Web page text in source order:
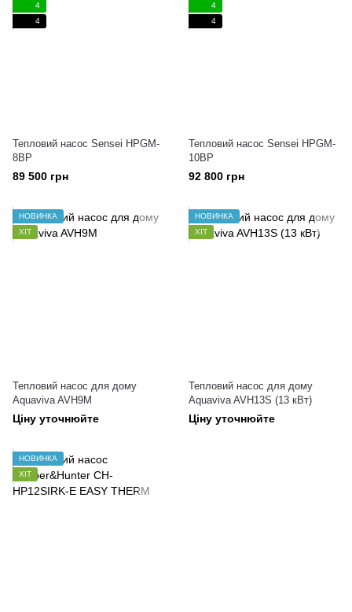
4
4
Тепловий насос Sensei HPGM-
8BP
89 500 грн
4
4
Тепловий насос Sensei HPGM-
10BP
92 800 грн
НОВИНКА
ХІТ
Тепловий насос для дому
Aquaviva AVH9M
Ціну уточнюйте
НОВИНКА
ХІТ
Тепловий насос для дому
Aquaviva AVH13S (13 кВт)
Ціну уточнюйте
НОВИНКА
ХІТ